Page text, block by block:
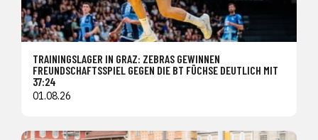
TRAININGSLAGER IN GRAZ: ZEBRAS GEWINNEN
FREUNDSCHAFTSSPIEL GEGEN DIE BT FÜCHSE DEUTLICH MIT
37:24
01.08.26